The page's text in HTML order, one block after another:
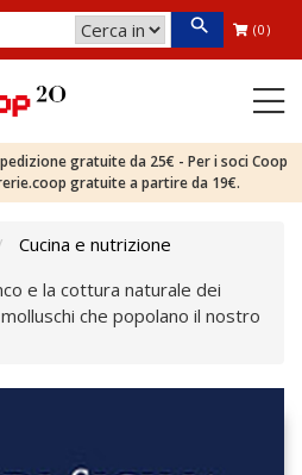
(0)
gratuite da 25€ - Per i soci Coop
gratuite a partire da 19€.
Cucina e nutrizione
e la cottura naturale dei
che popolano il nostro